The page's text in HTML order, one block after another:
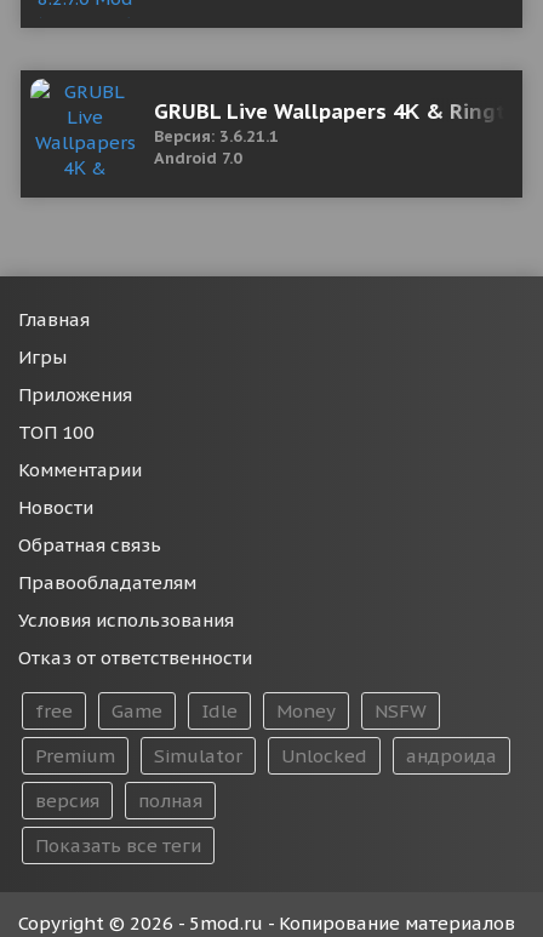
GRUBL Live Wallpapers 4Κ &
Версия: 3.6.21.1
Android 7.0
Главная
Игры
Приложения
ТОП 100
Комментарии
Новости
Обратная связь
Правообладателям
Условия использования
Отказ от ответственности
free Game Idle Money
NSFW
Premium
Simulator Unlocked
андроида
версия
полная
Показать все теги
Copyright © 2026 - 5mod.ru - Копирование материалов